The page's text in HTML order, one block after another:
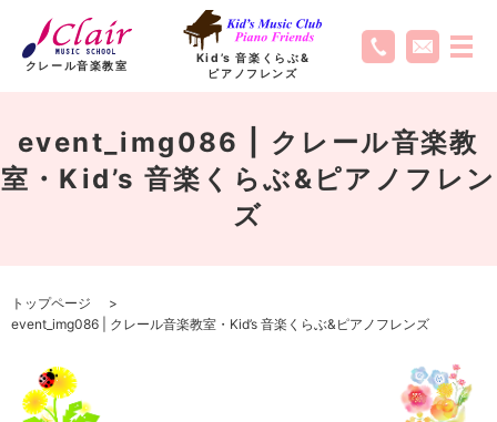
クレール音楽教室
Kid’s 音楽くらぶ&
ピアノフレンズ
event_img086 | クレール音楽教
室・Kid’s 音楽くらぶ&ピアノフレン
ズ
トップページ
event_img086 | クレール音楽教室・Kid’s 音楽くらぶ&ピアノフレンズ